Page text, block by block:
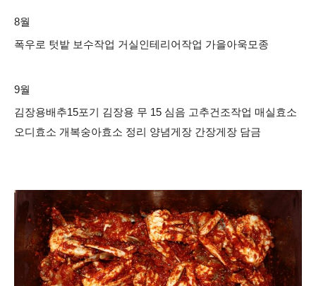
8월
폭우로 텃밭 보수작업 거실인테리어작업 가을아욱모종
9월
김장용배추15포기 김장용 무 15 심음 고추건조작업 매실효소
오디효소 개복숭아효소 정리 양념게장 간장게장 담금